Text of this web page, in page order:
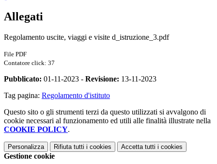
Allegati
Regolamento uscite, viaggi e visite d_istruzione_3.pdf
File PDF
Contatore click: 37
Pubblicato: 01-11-2023 - Revisione: 13-11-2023
Tag pagina: Regolamento d'istituto
Questo sito o gli strumenti terzi da questo utilizzati si avvalgono di
cookie necessari al funzionamento ed utili alle finalità illustrate nella
COOKIE POLICY.
Personalizza Rifiuta tutti i cookies Accetta tutti i cookies
Gestione cookie